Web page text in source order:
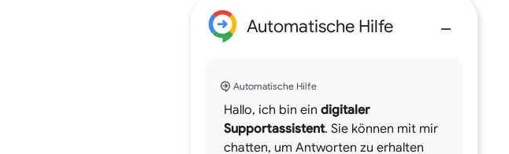
Automatische Hilfe
Automatische Hilfe
Hallo, ich bin ein digitaler
Supportassistent. Sie können mit mir
chatten, um Antworten zu erhalten